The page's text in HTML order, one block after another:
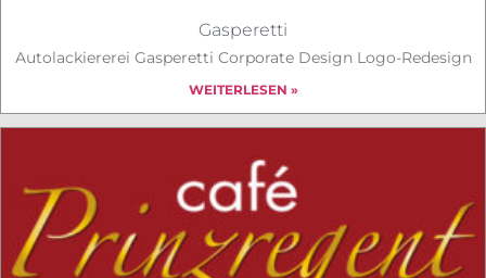
Gasperetti
Autolackiererei Gasperetti Corporate Design Logo-Redesign
WEITERLESEN »